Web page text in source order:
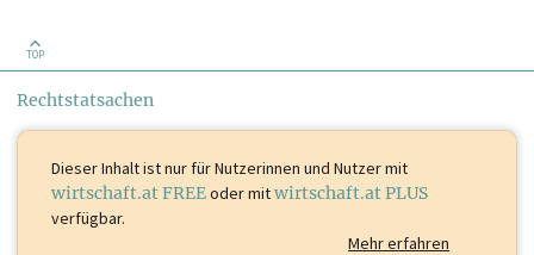
TOP
Rechtstatsachen
Dieser Inhalt istnur für Nutzerinnen und Nutzer mit
wirtschaft.at FREEoder mitwirtschaft.at PLUS
verfügbar.
Mehr erfahren